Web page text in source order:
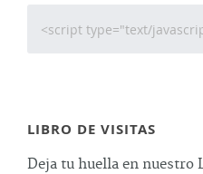
LIBRO DE VISITAS
Deja tu huella en nuestro